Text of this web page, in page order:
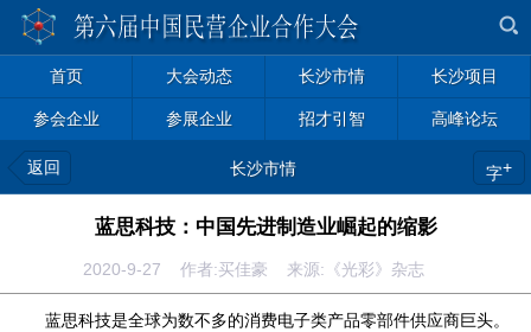
首页 大会动态 长沙市情 长沙项目
参会企业 参展企业 招才引智 高峰论坛
返回 长沙市情 字+
蓝思科技：中国先进制造业崛起的缩影
2020-9-27 作者:买佳豪 来源:《光彩》杂志
蓝思科技是全球为数不多的消费电子类产品零部件供应商巨头。